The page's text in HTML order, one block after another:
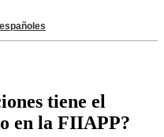
tiene el
en la FIIAPP?